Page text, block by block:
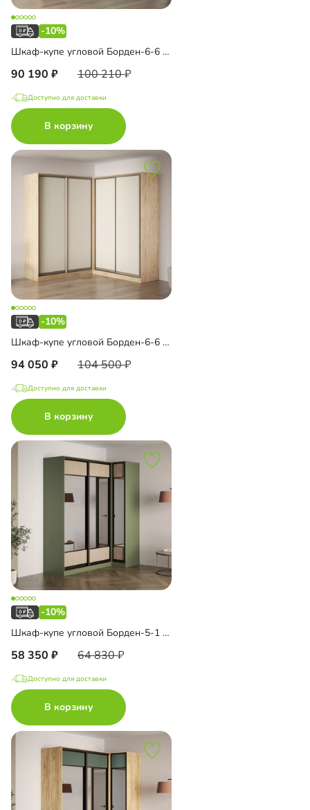
-10%
Шкаф-купе угловой Борден-6-6 2000 Премиум
90 190 100 210
Доступно для доставки
В корзину
-10%
Шкаф-купе угловой Борден-6-6 2200 Премиум
94 050 104 500
Доступно для доставки
В корзину
-10%
Шкаф-купе угловой Борден-5-1 1000 Премиум
58 350 64 830
Доступно для доставки
В корзину